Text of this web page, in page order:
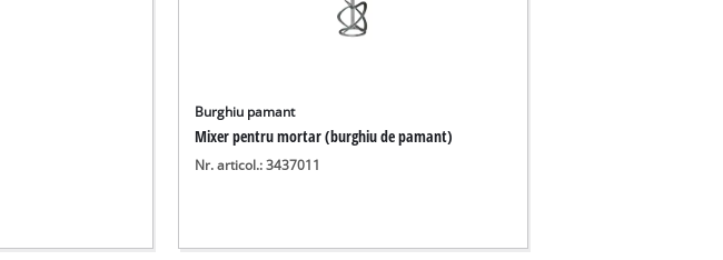
Burghiu pamant
Mixer pentru mortar (burghiu de pamant)
Nr. articol.: 3437011